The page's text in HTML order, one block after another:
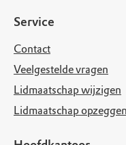
Service
Contact
Veelgestelde vragen
Lidmaatschap wijzigen
Lidmaatschap opzeggen